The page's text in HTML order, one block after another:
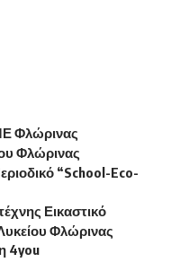
Φλώρινας
Φλώρινας
“School-Eco-
Εικαστικό
Φλώρινας
4you